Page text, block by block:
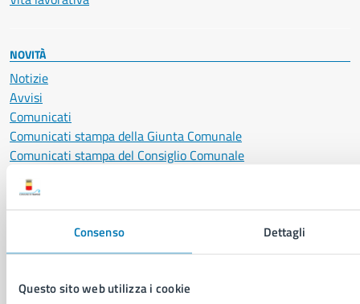
Consenso Dettagli
Questo sito web utilizza i cookie
NOVITÀ
Notizie
Avvisi
Comunicati
Comunicati stampa della Giunta Comunale
Comunicati stampa del Consiglio Comunale
Eventi